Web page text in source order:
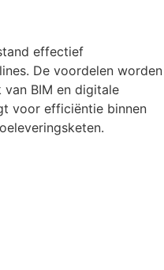
effectief
De voordelen worden
BIM en digitale
voor efficiëntie binnen